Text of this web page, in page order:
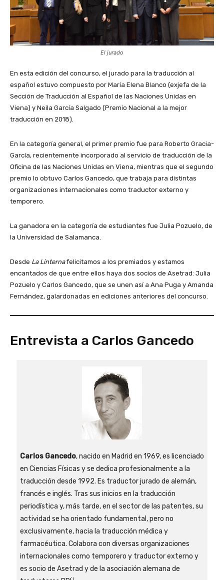
El jurado
En esta edición del concurso, el jurado para la traducción al
español estuvo compuesto por María Elena Blanco (exjefa de la
Sección de Traducción al Español de las Naciones Unidas en
Viena) y Neila García Salgado (Premio Nacional a la mejor
traducción en 2018).
En la categoría general, el primer premio fue para Roberto Gracia-
García, recientemente incorporado al servicio de traducción de la
Oficina de las Naciones Unidas en Viena, mientras que el segundo
premio lo obtuvo Carlos Gancedo, que trabaja para distintas
organizaciones internacionales como traductor externo y
temporero.
La ganadora en la categoría de estudiantes fue Julia Pozuelo, de
la Universidad de Salamanca.
Desde La Linternafelicitamos a los premiados y estamos
encantados de que entre ellos haya dos socios de Asetrad: Julia
Pozuelo y Carlos Gancedo, que se unen así a Ana Puga y Amanda
Fernández, galardonadas en ediciones anteriores del concurso.
Entrevista a Carlos Gancedo
Carlos Gancedo, nacido en Madrid en 1969, es licenciado
en Ciencias Físicas y se dedica profesionalmente a la
traducción desde 1992. Es traductor jurado de alemán,
francés e inglés. Tras sus inicios en la traducción
periodística y, más tarde, en el sector de las patentes, su
actividad se ha orientado fundamental, pero no
exclusivamente, hacia la traducción médica y
farmacéutica. Colabora con diversas organizaciones
internacionales como temporero y traductor externo y
es socio de Asetrad y de la asociación alemana de